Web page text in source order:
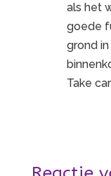
als het
goede
grond
Take